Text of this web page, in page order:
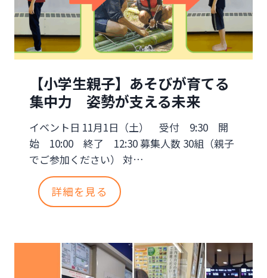
レ
ジ
リ
エ
ン
ス
キ
ャ
プ
【小学生親子】あそびが育てる
集中力 姿勢が支える未来
イベント日 11月1日（土） 受付 9:30 開
始 10:00 終了 12:30 募集人数 30組（親子
でご参加ください） 対…
詳細を見る
生